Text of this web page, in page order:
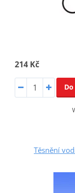
214 Kč
Těsnění